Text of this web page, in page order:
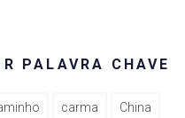
PALAVRA CHAVE
carma China